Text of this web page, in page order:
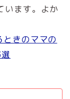
います。よか
きのママの